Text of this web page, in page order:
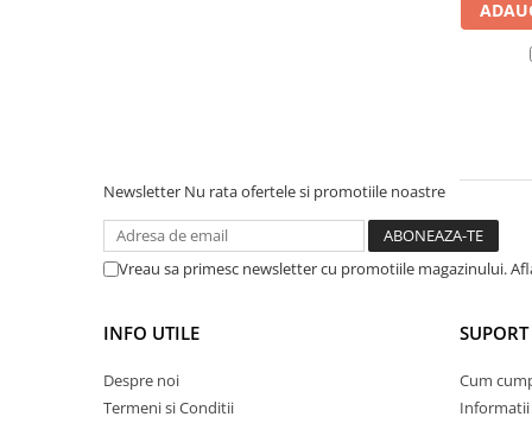
Aplicatoare cu banda
Slefuitoare pereti
Accesorii prelucrare suprafete
Sisteme pompare
Pompe glet cu snec
Pompe spuma poliuretanica
Newsletter Nu rata ofertele si promotiile noastre
Vreau sa primesc newsletter cu promotiile magazinului.
INFO UTILE
Despre noi
Termeni si Conditii
Cum